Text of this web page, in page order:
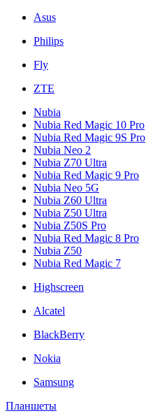
Asus
Philips
Fly
ZTE
Nubia
Nubia Red Magic 10 Pro
Nubia Red Magic 9S Pro
Nubia Neo 2
Nubia Z70 Ultra
Nubia Red Magic 9 Pro
Nubia Neo 5G
Nubia Z60 Ultra
Nubia Z50 Ultra
Nubia Z50S Pro
Nubia Red Magic 8 Pro
Nubia Z50
Nubia Red Magic 7
Highscreen
Alcatel
BlackBerry
Nokia
Samsung
Планшеты